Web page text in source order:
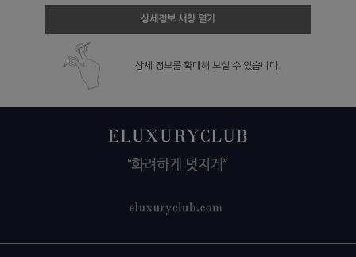
상세정보 새창 열기
상세 정보를 확대해 보실 수 있습니다.